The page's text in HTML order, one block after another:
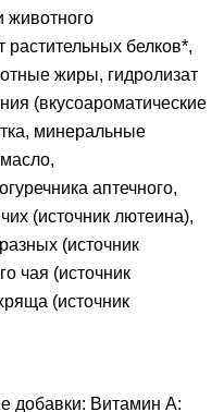
животного
растительных белков*,
жиры, гидролизат
(вкусоароматические
минеральные
аптечного,
(источник лютеина),
(источник
чая (источник
(источник
добавки: Витамин A: